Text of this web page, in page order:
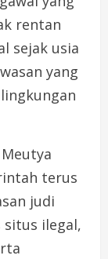
rentan
sejak usia
yang
terus
judi
situs ilegal,